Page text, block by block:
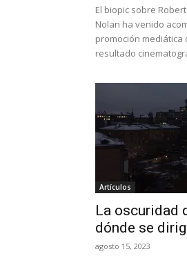
El biopic sobre
Nolan ha venido
promoción mediática
resultado
Artículos
La oscuridad
dónde se
agosto 15, 2023